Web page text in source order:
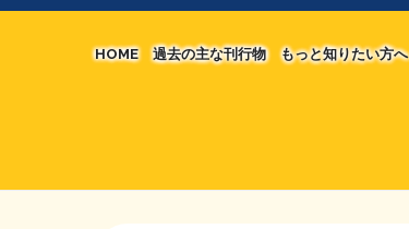
HOME 過去の主な刊行物 もっと知りたい方へ